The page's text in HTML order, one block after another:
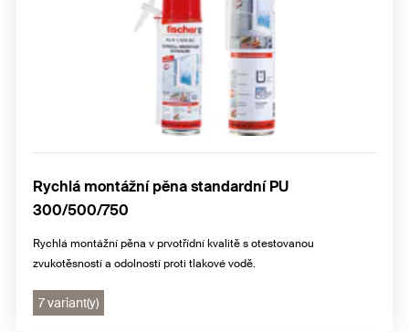
Rychlá montážní pěna standardní PU
300/500/750
Rychlá montážní pěna v prvotřídní kvalitě s otestovanou
zvukotěsností a odolností proti tlakové vodě.
7 variant(y)